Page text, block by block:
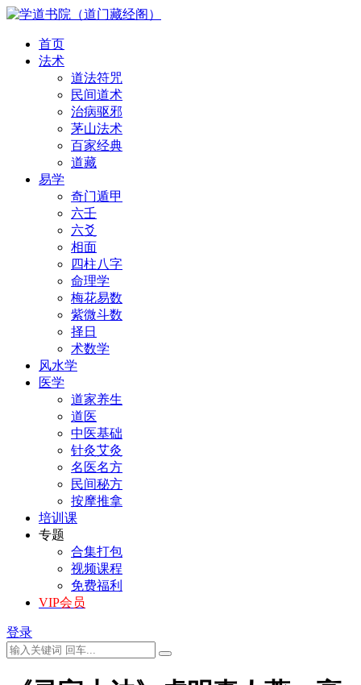
首页
法术
道法符咒
民间道术
治病驱邪
茅山法术
百家经典
道藏
易学
奇门遁甲
六壬
六爻
相面
四柱八字
命理学
梅花易数
紫微斗数
择日
术数学
风水学
医学
道家养生
道医
中医基础
针灸艾灸
名医名方
民间秘方
按摩推拿
培训课
专题
合集打包
视频课程
免费福利
VIP会员
登录